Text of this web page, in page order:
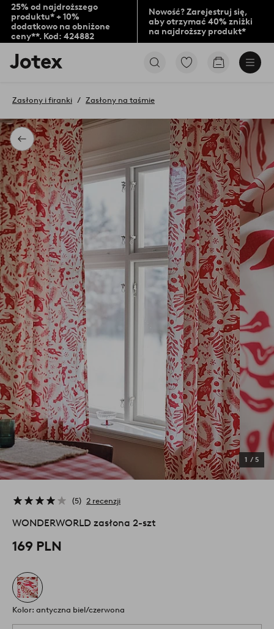
25% od najdroższego
produktu* + 10%
dodatkowo na obniżone
ceny**. Kod: 424882
Nowość? Zarejestruj się,
aby otrzymać 40% zniżki
na najdroższy produkt*
Logo
Jotex
na
stronę
PrzejdźPrzejdź
Powrót
Zasłony i firanki Zasłony na taśmie
1 / 5
5 2 recenzji
WONDERWORLD zasłona 2-szt
169 PLN
Kolor: antyczna biel/czerwona